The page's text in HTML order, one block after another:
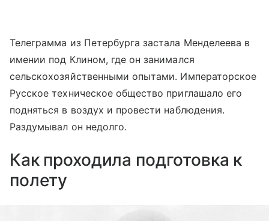
Телеграмма из Петербурга застала Менделеева в
имении под Клином, где он занимался
сельскохозяйственными опытами. Императорское
Русское техническое общество приглашало его
подняться в воздух и провести наблюдения.
Раздумывал он недолго.
Как проходила подготовка к
полету